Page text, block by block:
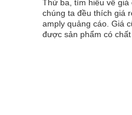
Thứ ba, tìm hiểu về giá
chúng ta đều thích giá
amply quảng cáo. Giá
được sản phẩm có